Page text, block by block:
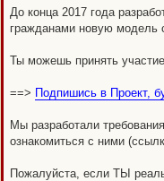
До конца 2017 года
гражданами новую модель
Ты можешь принять
==> Подпишись в Проект,
Мы разработали
ознакомиться с ними
Пожалуйста, если ТЫ